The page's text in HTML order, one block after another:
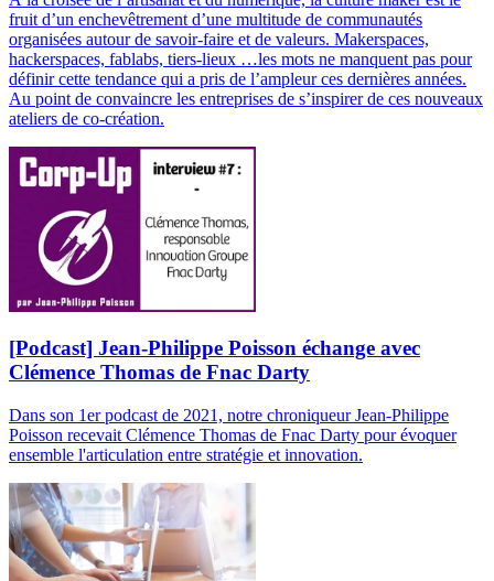
fruit d’un enchevêtrement d’une multitude de communautés
organisées autour de savoir-faire et de valeurs. Makerspaces,
hackerspaces, fablabs, tiers-lieux …les mots ne manquent pas pour
définir cette tendance qui a pris de l’ampleur ces dernières années.
Au point de convaincre les entreprises de s’inspirer de ces nouveaux
ateliers de co-création.
[Podcast] Jean-Philippe Poisson échange avec
Clémence Thomas de Fnac Darty
Dans son 1er podcast de 2021, notre chroniqueur Jean-Philippe
Poisson recevait Clémence Thomas de Fnac Darty pour évoquer
ensemble l'articulation entre stratégie et innovation.